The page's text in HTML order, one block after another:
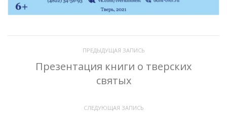
ПРЕДЫДУЩАЯ ЗАПИСЬ
Презентация книги о тверских
святых
СЛЕДУЮЩАЯ ЗАПИСЬ